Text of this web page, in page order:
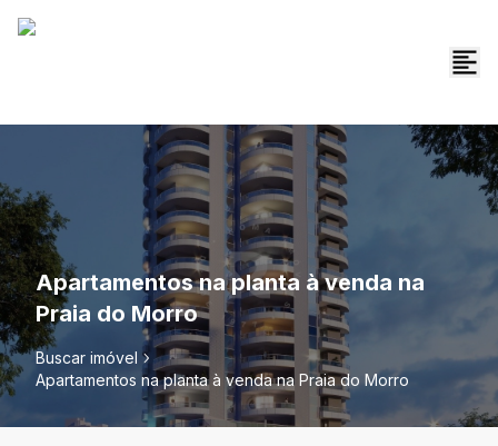
Apartamentos na planta à venda na
Praia do Morro
Buscar imóvel
Apartamentos na planta à venda na Praia do Morro